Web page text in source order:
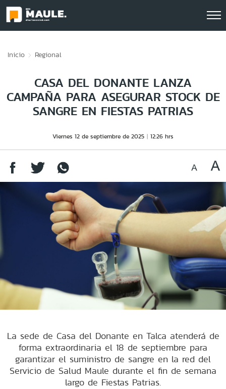
Inicio Regional
CASA DEL DONANTE LANZA
CAMPAÑA PARA ASEGURAR STOCK DE
SANGRE EN FIESTAS PATRIAS
Viernes 12 de septiembre de 2025 12:26 hrs
La sede de Casa del Donante en Talca atenderá de
forma extraordinaria el 18 de septiembre para
garantizar el suministro de sangre en la red del
Servicio de Salud Maule durante el fin de semana
largo de Fiestas Patrias.